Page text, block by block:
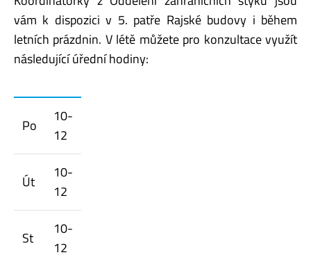
vám k dispozici v 5. patře Rajské budovy i během
letních prázdnin. V létě můžete pro konzultace využít
následující úřední hodiny:
Po
10-
12
Út
10-
12
St
10-
12